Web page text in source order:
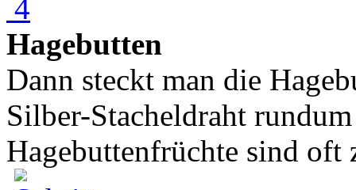
Hagebutten
Dann steckt man die
Silber-Stacheldraht
Hagebuttenfrüchte sind